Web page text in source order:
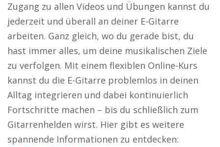
Zugang zu allen Videos und Übungen kannst du
jederzeit und überall an deiner E-Gitarre
arbeiten. Ganz gleich, wo du gerade bist, du
hast immer alles, um deine musikalischen Ziele
zu verfolgen. Mit einem flexiblen Online-Kurs
kannst du die E-Gitarre problemlos in deinen
Alltag integrieren und dabei kontinuierlich
Fortschritte machen – bis du schließlich zum
Gitarrenhelden wirst. Hier gibt es weitere
spannende Informationen zu entdecken: